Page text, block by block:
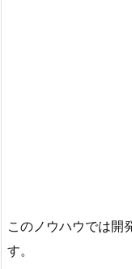
このノウハウでは開
す。